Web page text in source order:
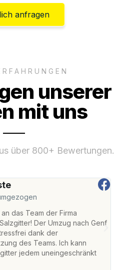
anfragen
unserer
mit uns
über 800+ Bewertungen.
das Team der Firma
Der Umzug nach Genf
dank der
des Teams. Ich kann
jedem uneingeschränkt